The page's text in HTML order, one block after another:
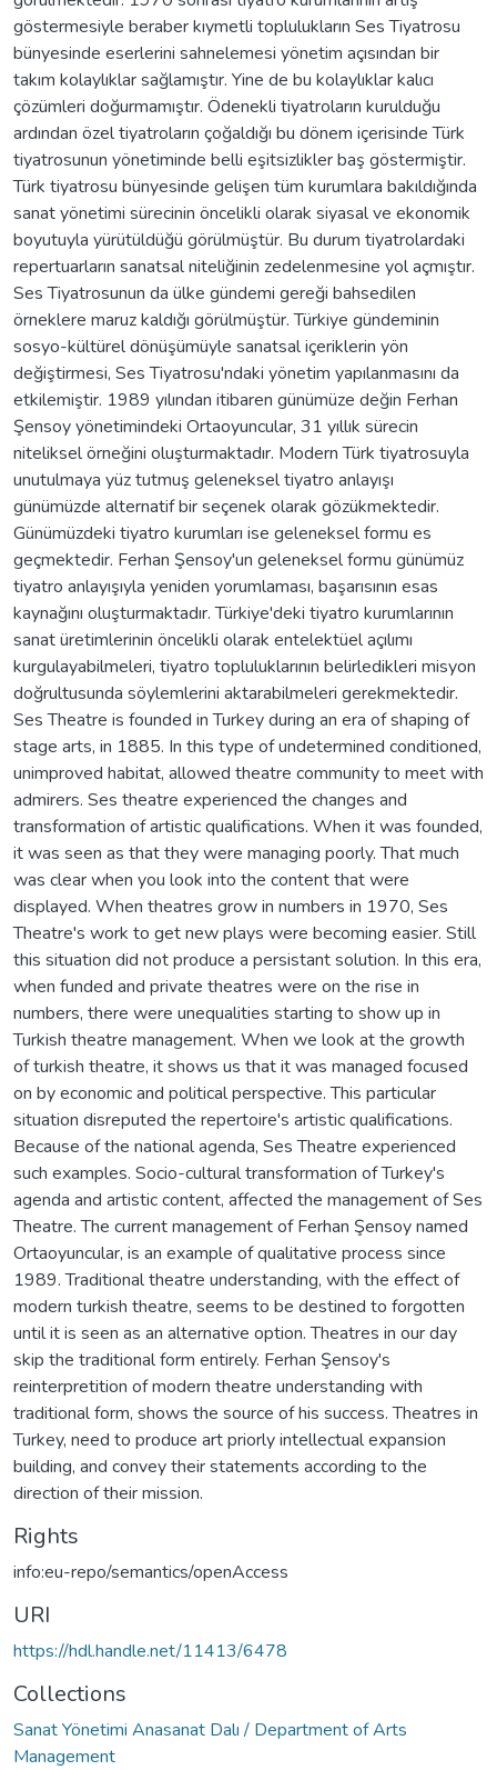
göstermesiyle beraber kıymetli toplulukların Ses Tiyatrosu
bünyesinde eserlerini sahnelemesi yönetim açısından bir
takım kolaylıklar sağlamıştır. Yine de bu kolaylıklar kalıcı
çözümleri doğurmamıştır. Ödenekli tiyatroların kurulduğu
ardından özel tiyatroların çoğaldığı bu dönem içerisinde Türk
tiyatrosunun yönetiminde belli eşitsizlikler baş göstermiştir.
Türk tiyatrosu bünyesinde gelişen tüm kurumlara bakıldığında
sanat yönetimi sürecinin öncelikli olarak siyasal ve ekonomik
boyutuyla yürütüldüğü görülmüştür. Bu durum tiyatrolardaki
repertuarların sanatsal niteliğinin zedelenmesine yol açmıştır.
Ses Tiyatrosunun da ülke gündemi gereği bahsedilen
örneklere maruz kaldığı görülmüştür. Türkiye gündeminin
sosyo-kültürel dönüşümüyle sanatsal içeriklerin yön
değiştirmesi, Ses Tiyatrosu'ndaki yönetim yapılanmasını da
etkilemiştir. 1989 yılından itibaren günümüze değin Ferhan
Şensoy yönetimindeki Ortaoyuncular, 31 yıllık sürecin
niteliksel örneğini oluşturmaktadır. Modern Türk tiyatrosuyla
unutulmaya yüz tutmuş geleneksel tiyatro anlayışı
günümüzde alternatif bir seçenek olarak gözükmektedir.
Günümüzdeki tiyatro kurumları ise geleneksel formu es
geçmektedir. Ferhan Şensoy'un geleneksel formu günümüz
tiyatro anlayışıyla yeniden yorumlaması, başarısının esas
kaynağını oluşturmaktadır. Türkiye'deki tiyatro kurumlarının
sanat üretimlerinin öncelikli olarak entelektüel açılımı
kurgulayabilmeleri, tiyatro topluluklarının belirledikleri misyon
doğrultusunda söylemlerini aktarabilmeleri gerekmektedir.
Ses Theatre is founded in Turkey during an era of shaping of
stage arts, in 1885. In this type of undetermined conditioned,
unimproved habitat, allowed theatre community to meet with
admirers. Ses theatre experienced the changes and
transformation of artistic qualifications. When it was founded,
it was seen as that they were managing poorly. That much
was clear when you look into the content that were
displayed. When theatres grow in numbers in 1970, Ses
Theatre's work to get new plays were becoming easier. Still
this situation did not produce a persistant solution. In this era,
when funded and private theatres were on the rise in
numbers, there were unequalities starting to show up in
Turkish theatre management. When we look at the growth
of turkish theatre, it shows us that it was managed focused
on by economic and political perspective. This particular
situation disreputed the repertoire's artistic qualifications.
Because of the national agenda, Ses Theatre experienced
such examples. Socio-cultural transformation of Turkey's
agenda and artistic content, affected the management of Ses
Theatre. The current management of Ferhan Şensoy named
Ortaoyuncular, is an example of qualitative process since
1989. Traditional theatre understanding, with the effect of
modern turkish theatre, seems to be destined to forgotten
until it is seen as an alternative option. Theatres in our day
skip the traditional form entirely. Ferhan Şensoy's
reinterpretition of modern theatre understanding with
traditional form, shows the source of his success. Theatres in
Turkey, need to produce art priorly intellectual expansion
building, and convey their statements according to the
direction of their mission.
Rights
info:eu-repo/semantics/openAccess
URI
https://hdl.handle.net/11413/6478
Collections
Sanat Yönetimi Anasanat Dalı / Department of Arts
Management